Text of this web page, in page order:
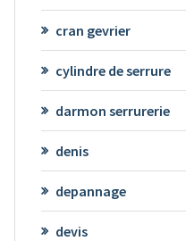
cran gevrier
cylindre de serrure
darmon serrurerie
denis
depannage
devis